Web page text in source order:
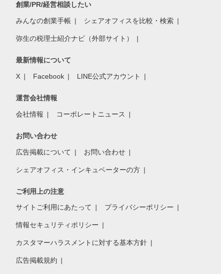
創業/PR/経営相談したい
みんなの創業手帳 シェアオフィスを比較・検索
弥生の税理士紹介ナビ（外部サイト）
最新情報について
X Facebook LINE公式アカウント
運営会社情報
会社情報 コーポレートニュース
お問い合わせ
広告掲載について お問い合わせ
シェアオフィス・インキュベーターの方
ご利用上の注意
サイトご利用にあたって プライバシーポリシー
情報セキュリティポリシー
カスタマーハラスメントに対する基本方針
広告掲載規約